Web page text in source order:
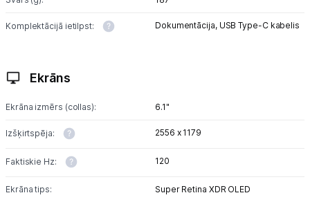
Uzņēmumiem
Tet pakalpojumi
Komplektācijā ietilpst: Dokumentācija, USB Type-C kabelis
Ekrāns
Ekrāna izmērs (collas): 6.1"
Izšķirtspēja: 2556 x 1179
Faktiskie Hz: 120
Ekrāna tips: Super Retina XDR OLED